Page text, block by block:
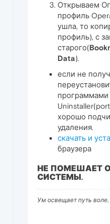
Открываем
профиль
ушла, то
профиль), с
старого(
Data).
если не
программами
хорошо
удаления.
скачать и
браузера
НЕ ПОМЕШАЕТ
СИСТЕМЫ.
Ум освещает путь